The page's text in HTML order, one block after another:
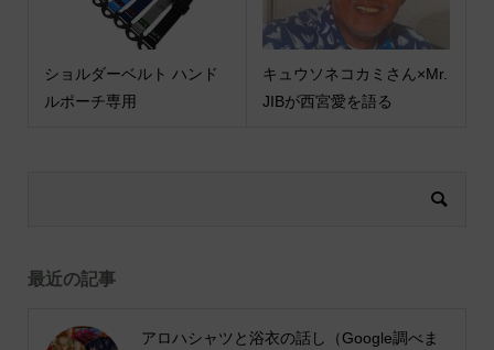
ショルダーベルト ハンド
ルポーチ専用
キュウソネコカミさん×Mr.
JIBが西宮愛を語る
最近の記事
アロハシャツと浴衣の話し（Google調べま